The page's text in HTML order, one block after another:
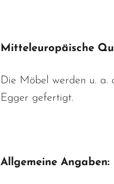
Mitteleuropäische
Die Möbel werden u. a.
Egger gefertigt.
Allgemeine Angaben: